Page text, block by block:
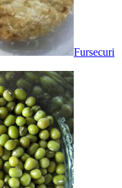
Fursecuri